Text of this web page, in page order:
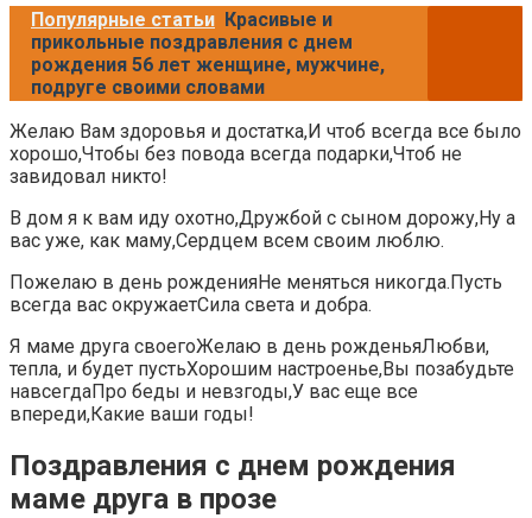
Популярные статьи Красивые и
прикольные поздравления с днем
рождения 56 лет женщине, мужчине,
подруге своими словами
Желаю Вам здоровья и достатка,И чтоб всегда все было
хорошо,Чтобы без повода всегда подарки,Чтоб не
завидовал никто!
В дом я к вам иду охотно,Дружбой с сыном дорожу,Ну а
вас уже, как маму,Сердцем всем своим люблю.
Пожелаю в день рожденияНе меняться никогда.Пусть
всегда вас окружаетСила света и добра.
Я маме друга своегоЖелаю в день рожденьяЛюбви,
тепла, и будет пустьХорошим настроенье,Вы позабудьте
навсегдаПро беды и невзгоды,У вас еще все
впереди,Какие ваши годы!
Поздравления с днем рождения
маме друга в прозе